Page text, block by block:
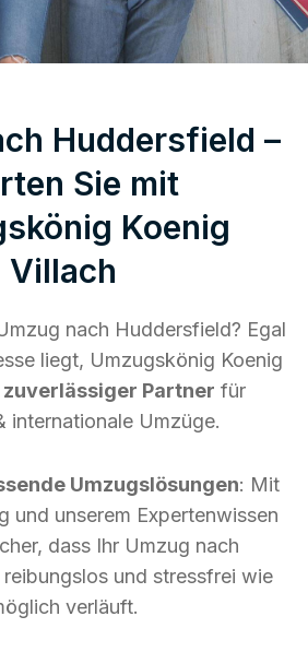
Huddersfield –
Sie mit
Koenig
Villach
nach Huddersfield? Egal
liegt, Umzugskönig Koenig
zuverlässiger Partner für
internationale Umzüge.
Umzugslösungen: Mit
und unserem Expertenwissen
dass Ihr Umzug nach
und stressfrei wie
verläuft.